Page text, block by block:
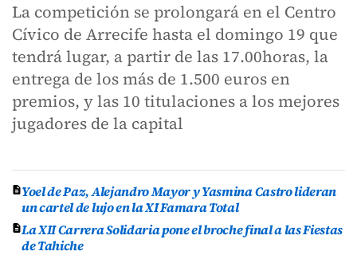
La competición se prolongará en el Centro
Cívico de Arrecife hasta el domingo 19 que
tendrá lugar, a partir de las 17.00horas, la
entrega de los más de 1.500 euros en
premios, y las 10 titulaciones a los mejores
jugadores de la capital
Yoel de Paz, Alejandro Mayor y Yasmina Castro lideran
un cartel de lujo en la XI Famara Total
La XII Carrera Solidaria pone el broche final a las Fiestas
de Tahiche